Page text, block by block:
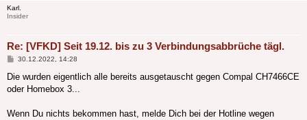
Karl.
Insider
Re: [VFKD] Seit 19.12. bis zu 3 Verbindungsabbrüche tägl.
Beitrag
30.12.2022, 14:28
Die wurden eigentlich alle bereits ausgetauscht gegen Compal CH7466CE
oder Homebox 3...
Wenn Du nichts bekommen hast, melde Dich bei der Hotline wegen